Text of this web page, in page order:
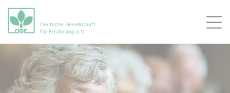
Deutsche Gesellschaft
für Ernährung e.V.
Startseite
Bühnenslider überspringen